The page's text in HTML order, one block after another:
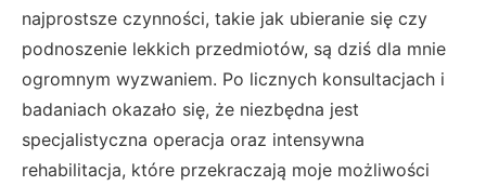
najprostsze czynności, takie jak ubieranie się czy
podnoszenie lekkich przedmiotów, są dziś dla mnie
ogromnym wyzwaniem. Po licznych konsultacjach i
badaniach okazało się, że niezbędna jest
specjalistyczna operacja oraz intensywna
rehabilitacja, które przekraczają moje możliwości